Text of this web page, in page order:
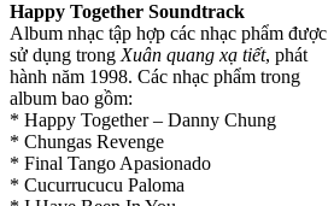
Happy Together Soundtrack
Album nhạc tập hợp các nhạc phẩm được
sử dụng trongXuân quang xạ tiết, phát
hành năm 1998. Các nhạc phẩm trong
album bao gồm:
* Happy Together – Danny Chung
* Chungas Revenge
* Final Tango Apasionado
* Cucurrucucu Paloma